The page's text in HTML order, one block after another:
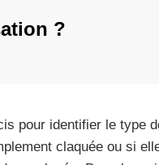
?
pour identifier le type
claquée ou si